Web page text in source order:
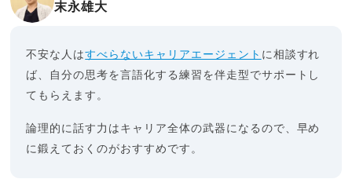
末永雄大
不安な人はすべらないキャリアエージェント に相談すれ
ば、自分の思考を言語化する練習を伴走型でサポートし
てもらえます。
論理的に話す力はキャリア全体の武器になるので、早め
に鍛えておくのがおすすめです。